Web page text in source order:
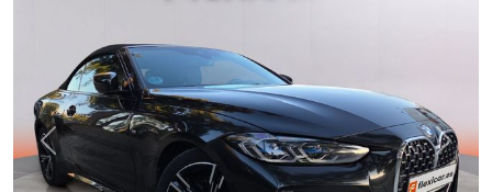
Anterior